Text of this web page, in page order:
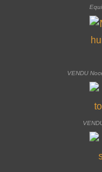
VENDU